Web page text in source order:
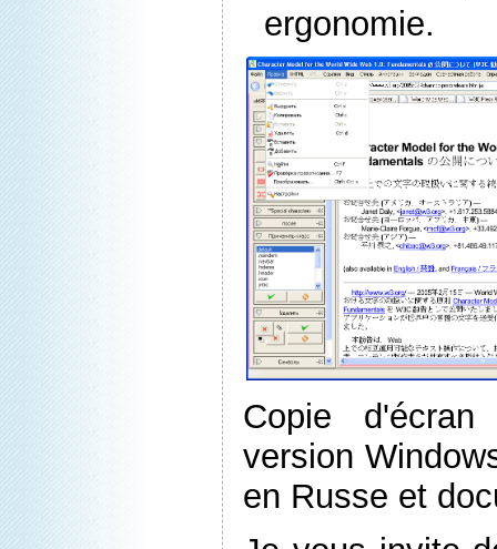
ergonomie.
Copie
version
en Russe et